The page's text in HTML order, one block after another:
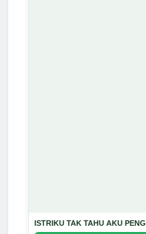
ISTRIKU TAK TAHU AKU